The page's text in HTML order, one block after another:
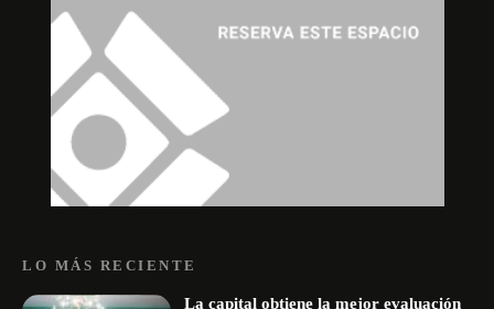
LO MÁS RECIENTE
La capital obtiene la mejor evaluación